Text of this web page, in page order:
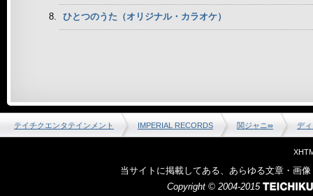
ひとつのうた（オリジナル・カラオケ）
テイチクエンタテインメント IMPERIAL RECORDS 関ジャニ∞ デ
当サイトに掲載してある、あらゆる文章・画
Copyright © 2004-2015